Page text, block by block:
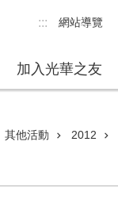
::: 網站導覽
加入光華之友
其他活動 2012